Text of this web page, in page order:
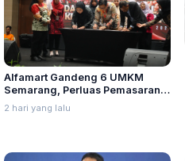
Alfamart Gandeng 6 UMKM
Semarang, Perluas Pemasaran
Produk Lokal
2 hari yang lalu